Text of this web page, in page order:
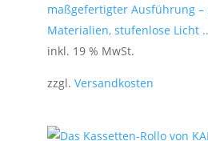
maßgefertigter Ausführung
Materialien, stufenlose Licht
inkl. 19 % MwSt.
zzgl. Versandkosten